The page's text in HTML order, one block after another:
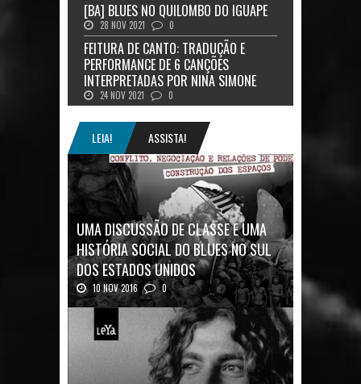
[BA] BLUES NO QUILOMBO DO IGUAPE
28 NOV 2021 0
FEITURA DE CANTO: TRADUÇÃO E
PERFORMANCE DE 6 CANÇÕES
INTERPRETADAS POR NINA SIMONE
24 NOV 2021 0
LEIA! ASSISTA!
UMA DISCUSSÃO DE CLASSE E UMA
HISTÓRIA SOCIAL DO BLUES NO SUL
DOS ESTADOS UNIDOS
10 NOV 2016 0
Mais uma ótima oportunidade de se